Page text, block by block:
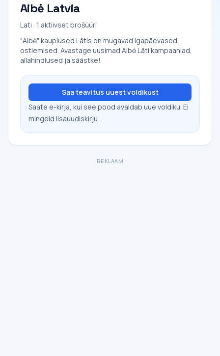
Aibė Latvia
Lati · 1 aktiivset brošüüri
"Aibė" kauplused Lätis on mugavad igapäevased
ostlemised. Avastage uusimad Aibė Läti kampaaniad,
allahindlused ja säästke!
Saa teavitus uuest voldikust
Saate e-kirja, kui see pood avaldab uue voldiku. Ei
mingeid lisauudiskirju.
REKLAAM